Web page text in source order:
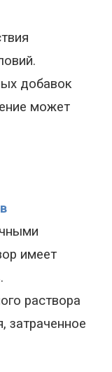
добавок
может
имеет
раствора
затраченное